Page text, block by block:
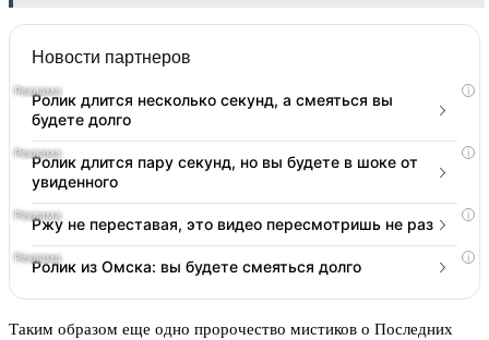
Новости партнеров
i
Ролик длится несколько секунд, а смеяться вы
будете долго
i
Ролик длится пару секунд, но вы будете в шоке от
увиденного
i
Ржу не переставая, это видео пересмотришь не раз
i
Ролик из Омска: вы будете смеяться долго
Таким образом еще одно пророчество мистиков о Последних